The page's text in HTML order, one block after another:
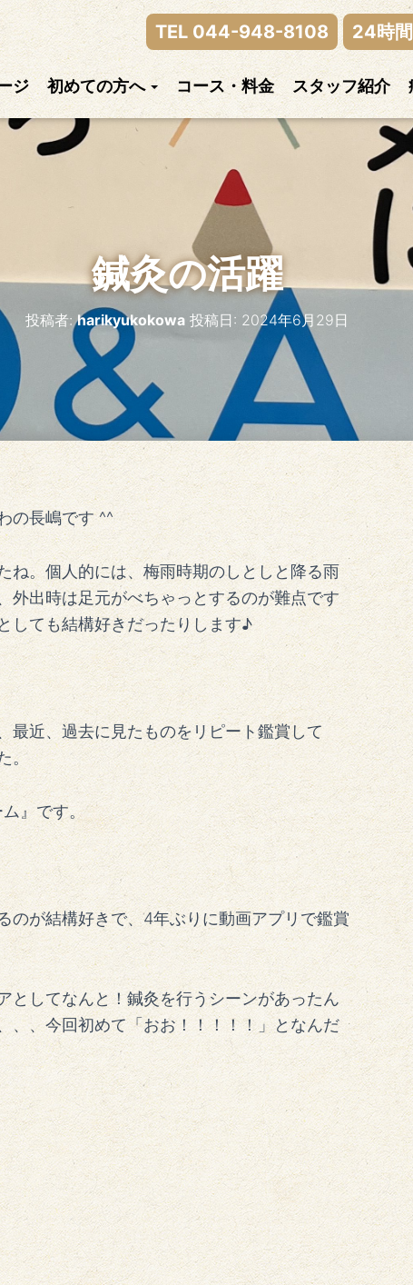
の乱れまでご相談下さい。
TEL 044-948-8108 24時
ジ 初めての方へ コース・料金 スタッフ紹介
鍼灸の活躍
投稿者:harikyukokowa 投稿日: 2024年6月29日
の長嶋です ^^
ね。個人的には、梅雨時期のしとしと降る雨
外出時は足元がべちゃっとするのが難点です
しても結構好きだったりします♪
最近、過去に見たものをリピート鑑賞して
。
』です。
のが結構好きで、4年ぶりに動画アプリで鑑賞
としてなんと！鍼灸を行うシーンがあったん
、、今回初めて「おお！！！！！」となんだ